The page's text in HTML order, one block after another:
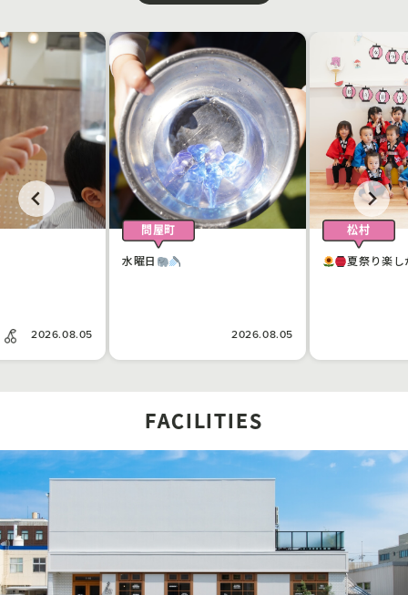
2026.08.05
問屋町
水曜日
2026.08.05
松村
夏祭り楽し
FACILITIES